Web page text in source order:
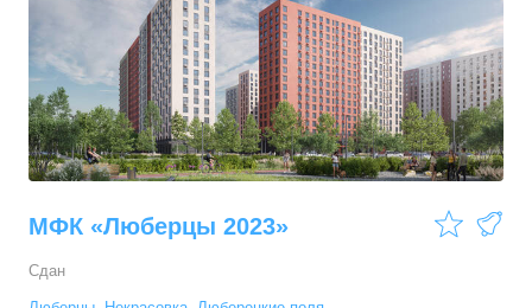
МФК «Люберцы 2023»
Сдан